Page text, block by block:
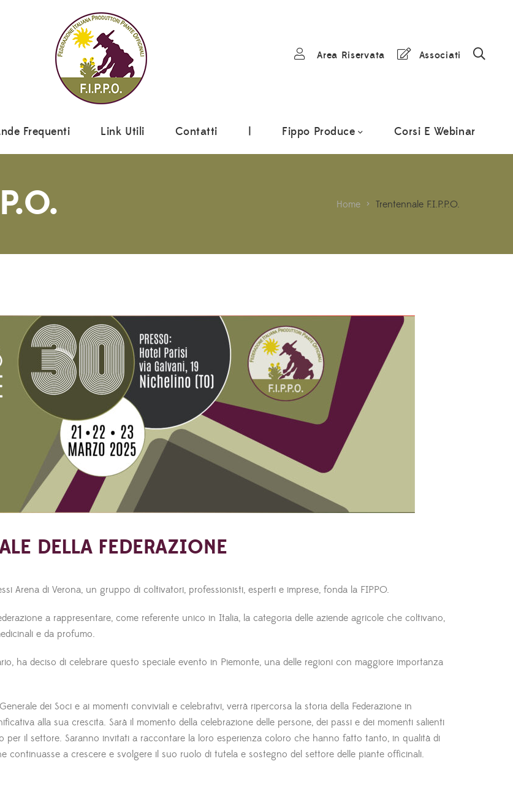
Area Riservata Associati
Frequenti Link Utili Contatti | Fippo Produce Corsi E Webinar
Home > Trentennale F.I.P.P.O.
DELLA FEDERAZIONE
Arena di Verona, un gruppo di coltivatori, professionisti, esperti e imprese, fonda la FIPPO.
a rappresentare, come referente unico in Italia, la categoria delle aziende agricole che coltivano,
e da profumo.
ha deciso di celebrare questo speciale evento in Piemonte, una delle regioni con maggiore importanza
dei Soci e ai momenti conviviali e celebrativi, verrà ripercorsa la storia della Federazione in
alla sua crescita. Sarà il momento della celebrazione delle persone, dei passi e dei momenti salienti
il settore. Saranno invitati a raccontare la loro esperienza coloro che hanno fatto tanto, in qualità di
continuasse a crescere e svolgere il suo ruolo di tutela e sostegno del settore delle piante officinali.